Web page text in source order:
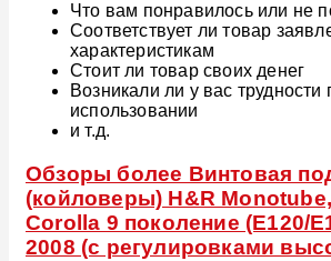
Что вам понравилось или не
Соответствует ли товар
характеристикам
Стоит ли товар своих денег
Возникали ли у вас трудности
использовании
и т.д.
Обзоры более Винтовая
(койловеры) H&R
Corolla 9 поколение (E120/
2008 (с регулировками